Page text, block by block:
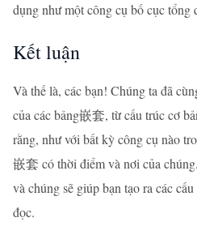
dụng như một công cụ bố cục tổng
Kết luận
Và thế là, các bạn! Chúng ta đã
của các bảng嵌套, từ cấu trúc cơ
rằng, như với bất kỳ công cụ nào
嵌套 có thời điểm và nơi của
và chúng sẽ giúp bạn tạo ra các
đọc.